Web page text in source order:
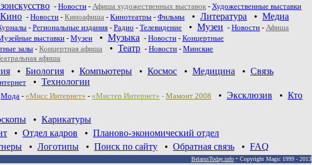
- Новости - Афиша художественных выставок - Художественные выставки
Кино - Новости - Киноафиша - Кинотеатры - Фильмы • Литература • Медиа
- Региональные издания - Радио - Телевидение • Музеи - Новости - Афиша
выставки- Музеи • Музыка - Новости - Концертные
залы - Концертная афиша • Театр - Новoсти - Минские
афиша
• Биология • Компьютеры • Космос • Медицина • Связь
• Технологии
Мода - «Мисс Интернет» - «Мистер Интернет» - Мамонт 2008 • Эксклюзив • Кто
• Карикатуры
• Отдел кадров • Планово-экономический отдел
• Логотипы • Поиск по сайту • Обратная связь • FAQ
BelarusToday.info • Copyright Magic 1999 - 2013